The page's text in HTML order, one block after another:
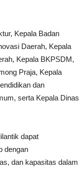
Kepala Badan
Daerah, Kepala
Kepala BKPSDM,
Praja, Kepala
dan
serta Kepala Dinas
dapat
dengan
dan kapasitas dalam